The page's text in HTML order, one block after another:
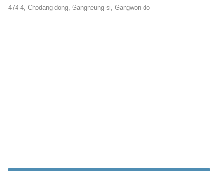
474-4, Chodang-dong, Gangneung-si, Gangwon-do